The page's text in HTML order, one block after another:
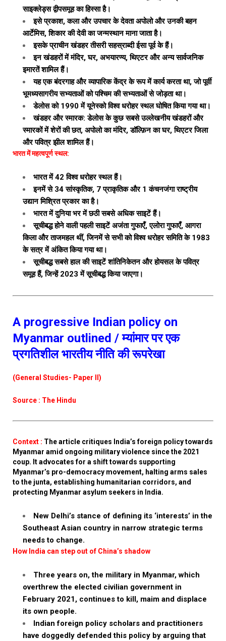
साइक्लेड्स द्वीपसमूह का हिस्सा है।
इसे प्रकाश, कला और उपचार के देवता अपोलो और उनकी बहन
आर्टेमिस, शिकार की देवी का जन्मस्थान माना जाता है।
इसके प्राचीन खंडहर तीसरी सहस्राब्दी ईसा पूर्व के हैं।
इन खंडहरों में मंदिर, घर, अभयारण्य, थिएटर और अन्य सार्वजनिक
इमारतें शामिल हैं।
यह एक बंदरगाह और व्यापारिक केंद्र के रूप में कार्य करता था, जो पूर्वी
भूमध्यसागरीय सभ्यताओं को पश्चिम की सभ्यताओं से जोड़ता था।
डेलोस को 1990 में यूनेस्को विश्व धरोहर स्थल घोषित किया गया था।
खंडहर और स्मारक: डेलोस के कुछ सबसे उल्लेखनीय खंडहरों और
स्मारकों में शेरों की छत, अपोलो का मंदिर, डॉल्फ़िन का घर, थिएटर जिला
और पवित्र झील शामिल हैं।
भारत में महत्वपूर्ण स्थल:
भारत में 42 विश्व धरोहर स्थल हैं।
इनमें से 34 सांस्कृतिक, 7 प्राकृतिक और 1 कंचनजंगा राष्ट्रीय
उद्यान मिश्रित प्रकार का है।
भारत में दुनिया भर में छठी सबसे अधिक साइटें हैं।
सूचीबद्ध होने वाली पहली साइटें अजंता गुफाएँ, एलोरा गुफाएँ, आगरा
किला और ताजमहल थीं, जिनमें से सभी को विश्व धरोहर समिति के 1983
के सत्र में अंकित किया गया था।
सूचीबद्ध सबसे हाल की साइटें शांतिनिकेतन और होयसल के पवित्र
समूह हैं, जिन्हें 2023 में सूचीबद्ध किया जाएगा।
A progressive Indian policy on
Myanmar outlined / म्यांमार पर एक
प्रगतिशील भारतीय नीति की रूपरेखा
(General Studies- Paper II)
Source : The Hindu
Context : The article critiques India’s foreign policy towards
Myanmar amid ongoing military violence since the 2021
coup. It advocates for a shift towards supporting
Myanmar’s pro-democracy movement, halting arms sales
to the junta, establishing humanitarian corridors, and
protecting Myanmar asylum seekers in India.
New Delhi’s stance of defining its ‘interests’ in the
Southeast Asian country in narrow strategic terms
needs to change.
How India can step out of China’s shadow
Three years on, the military in Myanmar, which
overthrew the elected civilian government in
February 2021, continues to kill, maim and displace
its own people.
Indian foreign policy scholars and practitioners
have doggedly defended this policy by arguing that